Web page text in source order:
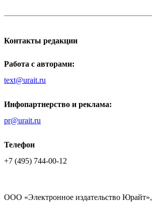
Контакты редакции
Работа с авторами:
text@urait.ru
Инфопартнерство и реклама:
pr@urait.ru
Телефон
+7 (495) 744-00-12
ООО «Электронное издательство Юрайт»,